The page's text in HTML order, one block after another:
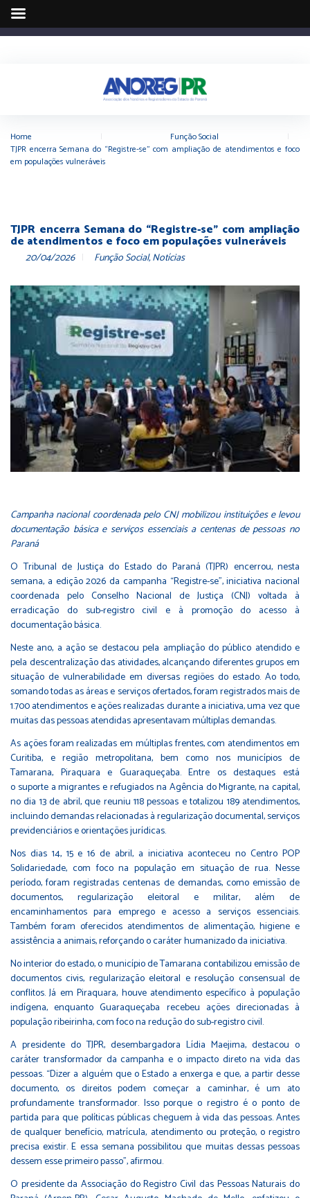
Home Função Social
TJPR encerra Semana do “Registre-se” com ampliação de atendimentos e foco
em populações vulneráveis
TJPR encerra Semana do “Registre-se” com ampliação
de atendimentos e foco em populações vulneráveis
20/04/2026 Função Social,Notícias
Campanha nacional coordenada pelo CNJ mobilizou instituições e levou
documentação básica e serviços essenciais a centenas de pessoas no
Paraná
O Tribunal de Justiça do Estado do Paraná (TJPR) encerrou, nesta
semana, a edição 2026 da campanha “Registre-se”, iniciativa nacional
coordenada pelo Conselho Nacional de Justiça (CNJ) voltada à
erradicação do sub-registro civil e à promoção do acesso à
documentação básica.
Neste ano, a ação se destacou pela ampliação do público atendido e
pela descentralização das atividades, alcançando diferentes grupos em
situação de vulnerabilidade em diversas regiões do estado. Ao todo,
somando todas as áreas e serviços ofertados, foram registrados mais de
1.700 atendimentos e ações realizadas durante a iniciativa, uma vez que
muitas das pessoas atendidas apresentavam múltiplas demandas.
As ações foram realizadas em múltiplas frentes, com atendimentos em
Curitiba, e região metropolitana, bem como nos municípios de
Tamarana, Piraquara e Guaraqueçaba. Entre os destaques está
o suporte a migrantes e refugiados na Agência do Migrante, na capital,
no dia 13 de abril, que reuniu 118 pessoas e totalizou 189 atendimentos,
incluindo demandas relacionadas à regularização documental, serviços
previdenciários e orientações jurídicas.
Nos dias 14, 15 e 16 de abril, a iniciativa aconteceu no Centro POP
Solidariedade, com foco na população em situação de rua. Nesse
período, foram registradas centenas de demandas, como emissão de
documentos, regularização eleitoral e militar, além de
encaminhamentos para emprego e acesso a serviços essenciais.
Também foram oferecidos atendimentos de alimentação, higiene e
assistência a animais, reforçando o caráter humanizado da iniciativa.
No interior do estado, o município de Tamarana contabilizou emissão de
documentos civis, regularização eleitoral e resolução consensual de
conflitos. Já em Piraquara, houve atendimento específico à população
indígena, enquanto Guaraqueçaba recebeu ações direcionadas à
população ribeirinha, com foco na redução do sub-registro civil.
A presidente do TJPR, desembargadora Lídia Maejima, destacou o
caráter transformador da campanha e o impacto direto na vida das
pessoas. “Dizer a alguém que o Estado a enxerga e que, a partir desse
documento, os direitos podem começar a caminhar, é um ato
profundamente transformador. Isso porque o registro é o ponto de
partida para que políticas públicas cheguem à vida das pessoas. Antes
de qualquer benefício, matrícula, atendimento ou proteção, o registro
precisa existir. E essa semana possibilitou que muitas dessas pessoas
dessem esse primeiro passo”, afirmou.
O presidente da Associação do Registro Civil das Pessoas Naturais do